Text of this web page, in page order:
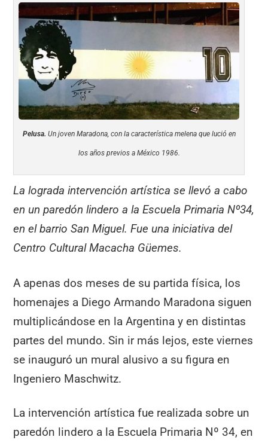
Pelusa. Un joven Maradona, con la característica melena que lució en
los años previos a México 1986.
La lograda intervención artística se llevó a cabo
en un paredón lindero a la Escuela Primaria Nº34,
en el barrio San Miguel. Fue una iniciativa del
Centro Cultural Macacha Güemes.
A apenas dos meses de su partida física, los
homenajes a Diego Armando Maradona siguen
multiplicándose en la Argentina y en distintas
partes del mundo. Sin ir más lejos, este viernes
se inauguró un mural alusivo a su figura en
Ingeniero Maschwitz.
La intervención artística fue realizada sobre un
paredón lindero a la Escuela Primaria Nº 34, en